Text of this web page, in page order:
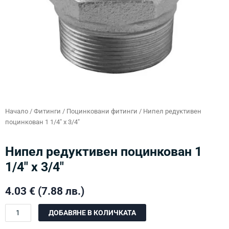
Начало / Фитинги / Поцинковани фитинги / Нипел редуктивен
поцинкован 1 1/4″ х 3/4″
Нипел редуктивен поцинкован 1
1/4″ х 3/4″
4.03 € (7.88 лв.)
количество
за
ДОБАВЯНЕ В КОЛИЧКАТА